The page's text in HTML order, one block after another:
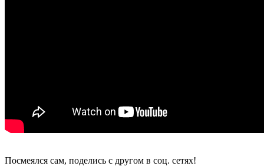
Посмеялся сам, поделись с другом в соц. сетях!